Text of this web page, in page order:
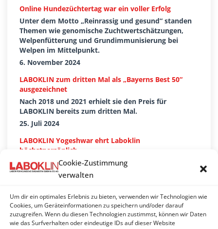
Cookie-Zustimmung
verwalten
Um dir ein optimales Erlebnis zu bieten, verwenden wir Technologien wie
Cookies, um Geräteinformationen zu speichern und/oder darauf
zuzugreifen. Wenn du diesen Technologien zustimmst, können wir Daten
wie das Surfverhalten oder eindeutige IDs auf dieser Website
Online Hundezüchtertag war ein voller Erfolg
Unter dem Motto „Reinrassig und gesund“ standen
Themen wie genomische Zuchtwertschätzungen,
Welpenfütterung und Grundimmunisierung bei
Welpen im Mittelpunkt.
6. November 2024
LABOKLIN zum dritten Mal als „Bayerns Best 50“
ausgezeichnet
Nach 2018 und 2021 erhielt sie den Preis für
LABOKLIN bereits zum dritten Mal.
25. Juli 2024
LABOKLIN Yogeshwar ehrt Laboklin
höchstpersönlich
Ranga Yogeshwar hat der LABOKLIN zu ihrer
Auszeichnung mit dem Top-100-Siegel gratuliert.
LABOKLIN erhält zum dritten Mal TOP 100-Siegel
LABOKLIN zählt zum dritten Mal zu den TOP 100
Innovations-Champions in Deutschland